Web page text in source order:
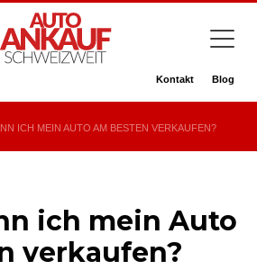
Kontakt Blog
ICH MEIN AUTO AM BESTEN VERKAUFEN?
ich mein Auto
verkaufen?